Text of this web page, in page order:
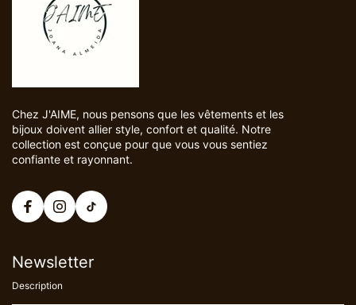
Chez J'AIME, nous pensons que les vêtements et les
bijoux doivent allier style, confort et qualité. Notre
collection est conçue pour que vous vous sentiez
confiante et rayonnant.
Newsletter
Description